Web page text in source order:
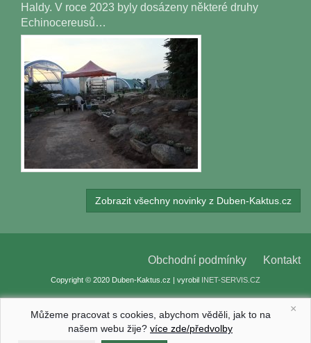
Haldy. V roce 2023 byly dosázeny některé druhy
Echinocereusů…
Zobrazit všechny novinky z Duben-Kaktus.cz
Obchodní podmínky Kontakt
Copyright © 2020 Duben-Kaktus.cz | vyrobil INET-SERVIS.CZ
×
Můžeme pracovat s cookies, abychom věděli, jak to na
našem webu žije? více zde/předvolby